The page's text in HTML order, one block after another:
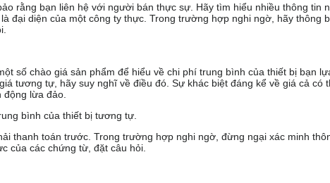
rằng bạn liên hệ với người bán thực sự. Hãy tìm hiểu nhiều thông tin
đại diện của một công ty thực. Trong trường hợp nghi ngờ, hãy thông
số chào giá sản phẩm để hiểu về chi phí trung bình của thiết bị bạn
tương tự, hãy suy nghĩ về điều đó. Sự khác biệt đáng kể về giá cả có
lừa đảo.
bình của thiết bị tương tự.
thanh toán trước. Trong trường hợp nghi ngờ, đừng ngại xác minh
của các chứng từ, đặt câu hỏi.